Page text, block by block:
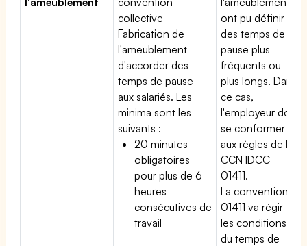
collective
Fabrication de
l'ameublement
d'accorder des
temps de pause
aux salariés. Les
minima sont les
suivants :
20 minutes
obligatoires
pour plus de 6
heures
consécutives de
travail
ont pu définir
des temps de
pause plus
fréquents ou
plus longs. Dans
ce cas,
l'employeur doit
se conformer
aux règles de la
CCN IDCC
01411.
La convention
01411 va régir
les conditions
du temps de